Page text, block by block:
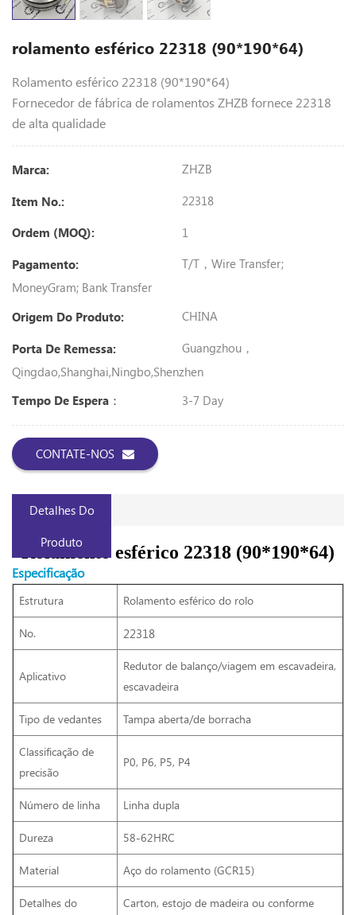
rolamento esférico 22318 (90*190*64)
Rolamento esférico 22318 (90*190*64)
Fornecedor de fábrica de rolamentos ZHZB fornece 22318
de alta qualidade
Marca: ZHZB
Item No.: 22318
Ordem (MOQ): 1
Pagamento:
T/T，Wire Transfer;
MoneyGram; Bank Transfer
Origem Do Produto:
CHINA
Porta De Remessa:
Guangzhou，
Qingdao,Shanghai,Ningbo,Shenzhen
Tempo De Espera：
3-7 Day
CONTATE-NOS
Detalhes Do
Produto
Rolamento esférico 22318 (90*190*64)
Especificação
Estrutura Rolamento esférico do rolo
No. 22318
Aplicativo
Redutor de balanço/viagem em escavadeira,
escavadeira
Tipo de vedantes Tampa aberta/de borracha
Classificação de
precisão
P0, P6, P5, P4
Número de linha Linha dupla
Dureza 58-62HRC
Material Aço do rolamento (GCR15)
Detalhes do
Carton, estojo de madeira ou conforme